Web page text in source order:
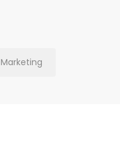
Marketing